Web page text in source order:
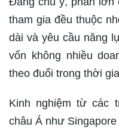
tham gia đều thuộc
dài và yêu cầu năng
vốn không nhiều
theo đuổi trong thời
Kinh nghiệm từ các
châu Á như